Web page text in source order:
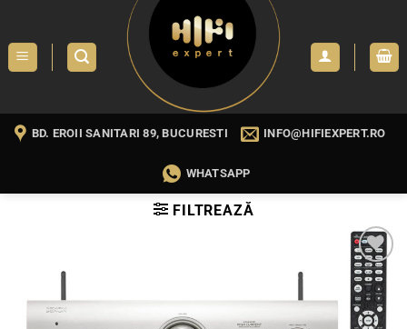
content
BD. EROII SANITARI 89, BUCURESTI INFO@HIFIEXPERT.RO
WHATSAPP
FILTREAZĂ
WISHLIST